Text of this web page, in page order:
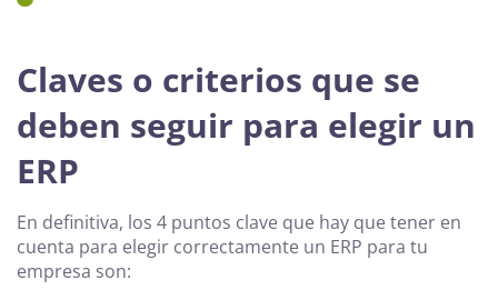
Claves o criterios que se
deben seguir para elegir un
ERP
En definitiva, los 4 puntos clave que hay que tener en
cuenta para elegir correctamente un ERP para tu
empresa son: